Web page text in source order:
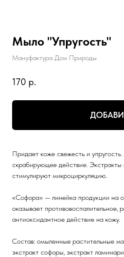
Мыло "Упругость"
Мануфактура Дом Природы
170 р.
Придает коже свежесть и
скрабирующее действие.
стимулируют микроциркуляцию.
«Софора» — линейка продукции на
оказывает
антиоксидантное действие на кожу.
Состав: омыленные растительные
экстракт софоры, экстракт